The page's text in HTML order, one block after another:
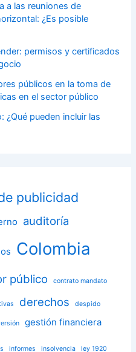
a las reuniones de
¿Es posible
permisos y certificados
públicos en la toma de
en el sector público
¿Qué pueden incluir las
publicidad
auditoría
Colombia
público contrato mandato
derechos despido
gestión financiera
informes insolvencia ley 1920